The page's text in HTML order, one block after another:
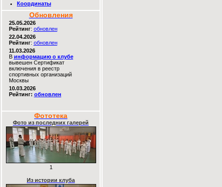
Координаты
Обновления
25.05.2026
Рейтинг: обновлен
22.04.2026
Рейтинг: обновлен
11.03.2026
В информацию о клубе
вывешен Сертификат
включения в реестр
спортивных организаций
Москвы
10.03.2026
Рейтинг: обновлен
Фототека
Фото из последних галерей
1
Из истории клуба